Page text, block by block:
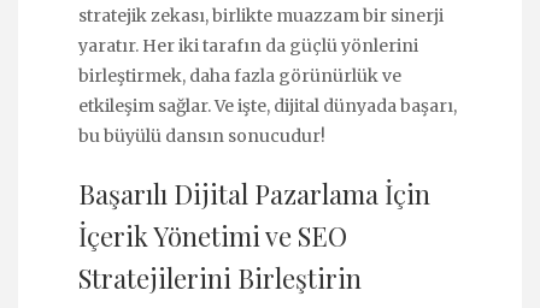
stratejik zekası, birlikte muazzam bir sinerji
yaratır. Her iki tarafın da güçlü yönlerini
birleştirmek, daha fazla görünürlük ve
etkileşim sağlar. Ve işte, dijital dünyada başarı,
bu büyülü dansın sonucudur!
Başarılı Dijital Pazarlama İçin
İçerik Yönetimi ve SEO
Stratejilerini Birleştirin